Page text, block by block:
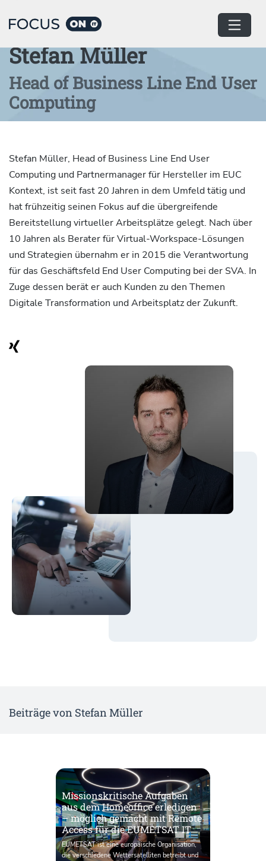
Home Autor:innen
Stefan Müller
Head of Business Line End User
Computing
Stefan Müller, Head of Business Line End User
Computing und Partnermanager für Hersteller im EUC
Kontext, ist seit fast 20 Jahren in dem Umfeld tätig und
hat frühzeitig seinen Fokus auf die übergreifende
Bereitstellung virtueller Arbeitsplätze gelegt. Nach über
10 Jahren als Berater für Virtual-Workspace-Lösungen
und Strategien übernahm er in 2015 die Verantwortung
für das Geschäftsfeld End User Computing bei der SVA. In
Zuge dessen berät er auch Kunden zu den Themen
Digitale Transformation und Arbeitsplatz der Zukunft.
Beiträge von Stefan Müller
Missionskritische Aufgaben
aus dem Homeoffice erledigen
– möglich gemacht mit Remote
Access für die EUMETSAT IT
EUMETSAT ist eine europäische Organisation,
die verschiedene Wettersatelliten betreibt und